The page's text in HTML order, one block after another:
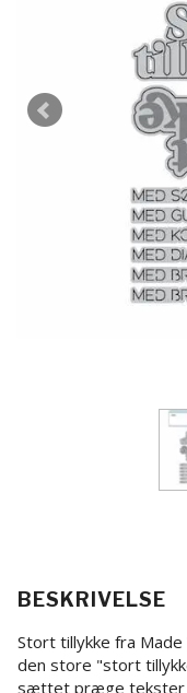
BESKRIVELSE
Stort tillykke fra
den store "stort
sættet præge tekster